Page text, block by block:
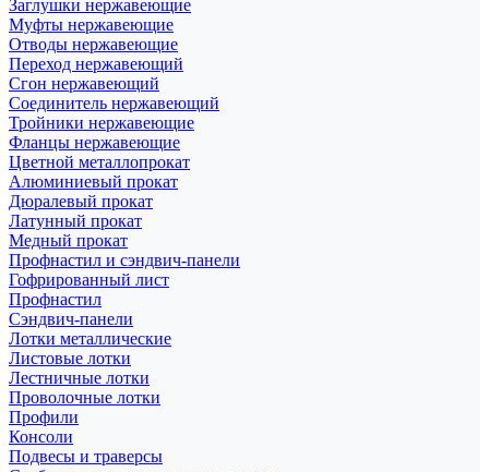
Заглушки нержавеющие
Муфты нержавеющие
Отводы нержавеющие
Переход нержавеющий
Сгон нержавеющий
Соединитель нержавеющий
Тройники нержавеющие
Фланцы нержавеющие
Цветной металлопрокат
Алюминиевый прокат
Дюралевый прокат
Латунный прокат
Медный прокат
Профнастил и сэндвич-панели
Гофрированный лист
Профнастил
Сэндвич-панели
Лотки металлические
Листовые лотки
Лестничные лотки
Проволочные лотки
Профили
Консоли
Подвесы и траверсы